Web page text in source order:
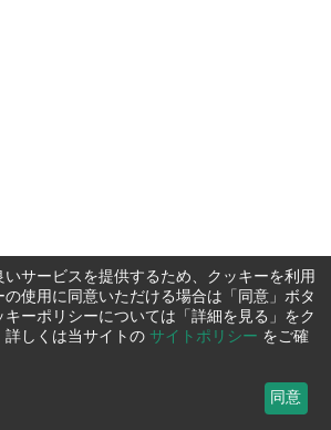
サービスを提供するため、クッキーを利用
の使用に同意いただける場合は「同意」ボタ
キーポリシーについては「詳細を見る」をク
詳しくは当サイトの サイトポリシー をご確
同意